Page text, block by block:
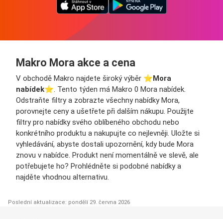
Makro Mora akce a cena
V obchodě Makro najdete široký výběr ⭐️Mora
nabídek⭐️. Tento týden má Makro 0 Mora nabídek.
Odstraňte filtry a zobrazte všechny nabídky Mora,
porovnejte ceny a ušetřete při dalším nákupu. Použijte
filtry pro nabídky svého oblíbeného obchodu nebo
konkrétního produktu a nakupujte co nejlevněji. Uložte si
vyhledávání, abyste dostali upozornění, kdy bude Mora
znovu v nabídce. Produkt není momentálně ve slevě, ale
potřebujete ho? Prohlédněte si podobné nabídky a
najděte vhodnou alternativu.
Poslední aktualizace: pondělí 29. června 2026